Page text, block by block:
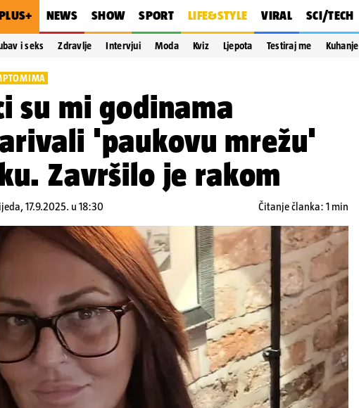
NEWS SHOW SPORT LIFE&STYLE VIRAL SCI/TECH
i seks Zdravlje Intervjui Moda Kviz Ljepota Testiraj me Kuhanje
su mi godinama
'paukovu mrežu'
Završilo je rakom
17.9.2025. u 18:30 Čitanje članka: 1 min